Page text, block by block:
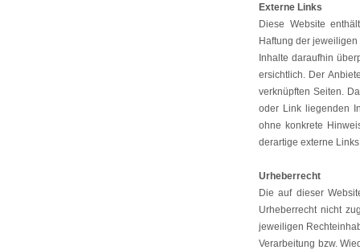
Externe Links
Diese Website
Haftung der
Inhalte daraufhin
ersichtlich. Der
verknüpften Seiten.
oder Link liegenden
ohne konkrete
derartige externe
Urheberrecht
Die auf dieser
Urheberrecht nicht
jeweiligen
Verarbeitung bzw.